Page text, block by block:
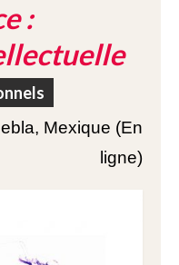
:
Mexique (En
ligne)